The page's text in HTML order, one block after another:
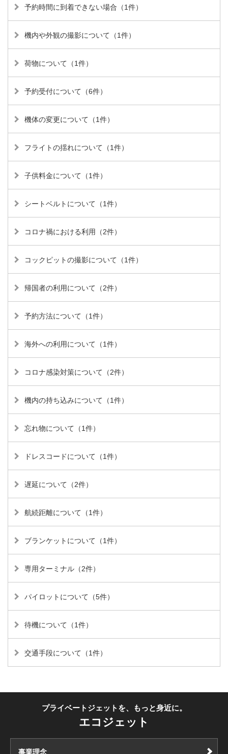
予約時間に到着できない場合（1件）
機内や外観の撮影について（1件）
荷物について（1件）
予約受付について（6件）
機体の変更について（1件）
フライトの揺れについて（1件）
子供料金について（1件）
シートベルトについて（1件）
コロナ禍における利用（2件）
コックピットの撮影について（1件）
帰国者の利用について（2件）
予約方法について（1件）
海外への利用について（1件）
コロナ感染対策について（2件）
機内の持ち込みについて（1件）
忘れ物について（1件）
ドレスコードについて（1件）
遅延について（2件）
航続距離について（1件）
ブランケットについて（1件）
専用ターミナル（2件）
パイロットについて（5件）
待機について（1件）
交通手段について（1件）
プライベートジェットを、もっと身近に。
エコジェット
事業理念